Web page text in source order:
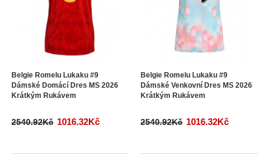
Belgie Romelu Lukaku #9
Dámské Domácí Dres MS 2026
Krátkým Rukávem
2540.92Kč 1016.32Kč
Belgie Romelu Lukaku #9
Dámské Venkovní Dres MS 2026
Krátkým Rukávem
2540.92Kč 1016.32Kč